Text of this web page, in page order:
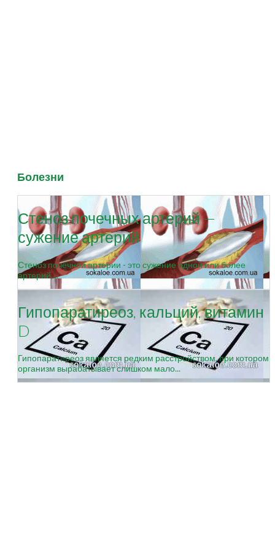
Болезни
Стеноз почечных артерий —
сужение артерий
Стеноз почечной артерии - это сужение одной или более
артерий,...
Гипопаратиреоз, кальций, витамин
D
Гипопаратиреоз является редким расстройством, при котором
организм вырабатывает слишком мало...